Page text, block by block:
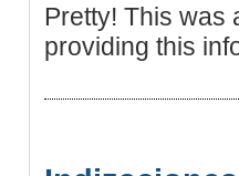
Pretty! This was
providing this